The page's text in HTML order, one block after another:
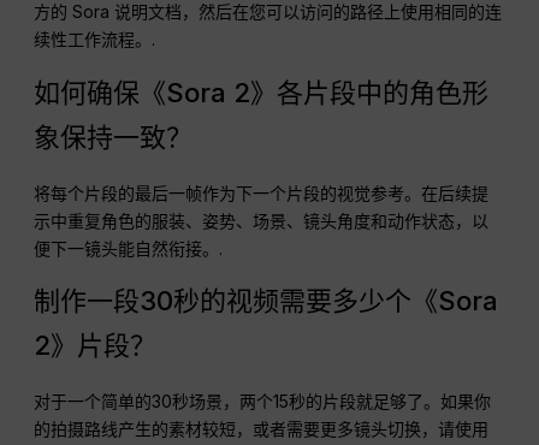
方的 Sora 说明文档，然后在您可以访问的路径上使用相同的连
续性工作流程。.
如何确保《Sora 2》各片段中的角色形
象保持一致？
将每个片段的最后一帧作为下一个片段的视觉参考。在后续提
示中重复角色的服装、姿势、场景、镜头角度和动作状态，以
便下一镜头能自然衔接。.
制作一段30秒的视频需要多少个《Sora
2》片段？
对于一个简单的30秒场景，两个15秒的片段就足够了。如果你
的拍摄路线产生的素材较短，或者需要更多镜头切换，请使用